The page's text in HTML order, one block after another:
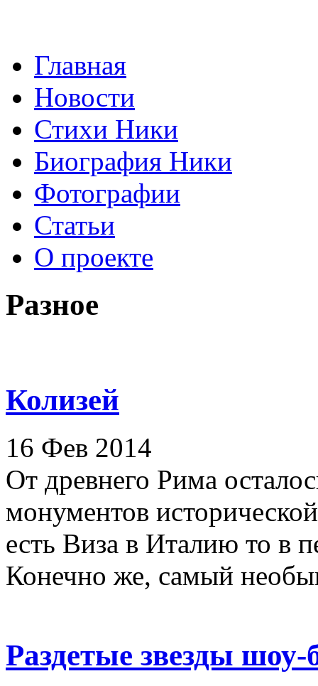
Главная
Новости
Стихи Ники
Биография Ники
Фотографии
Статьи
О проекте
Разное
Колизей
16 Фев 2014
От древнего Рима
монументов
есть Виза в Италию то в
Конечно же, самый
Раздетые звезды шоу-